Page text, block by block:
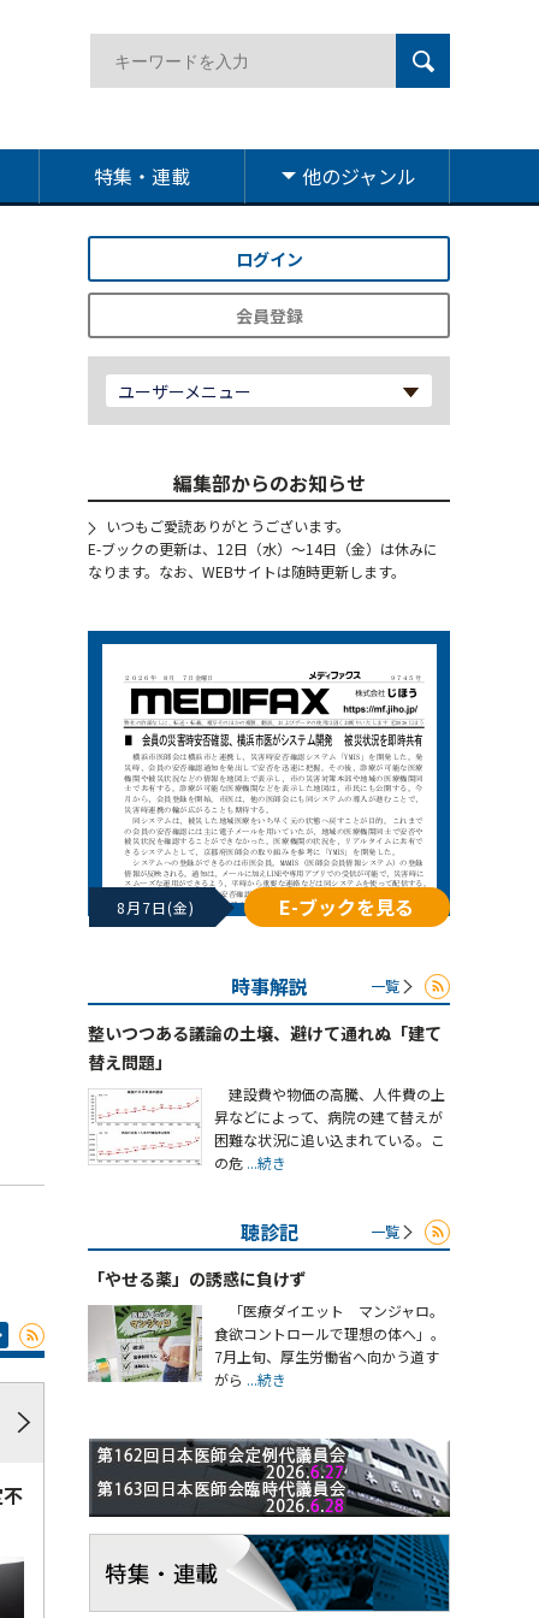
特集・連載 他のジャンル
ログイン
会員登録
ユーザーメニュー
編集部からのお知らせ
いつもご愛読ありがとうございます。
E-ブックの更新は、12日（水）～14日（金）は休みに
なります。なお、WEBサイトは随時更新します。
8月7日(金) E-ブックを見る
時事解説 一覧
整いつつある議論の土壌、避けて通れぬ「建て
替え問題」
建設費や物価の高騰、人件費の上
昇などによって、病院の建て替えが
困難な状況に追い込まれている。こ
の危 ...続き
聴診記 一覧
「やせる薬」の誘惑に負けず
「医療ダイエット マンジャロ。
食欲コントロールで理想の体へ」。
7月上旬、厚生労働省へ向かう道す
がら ...続き